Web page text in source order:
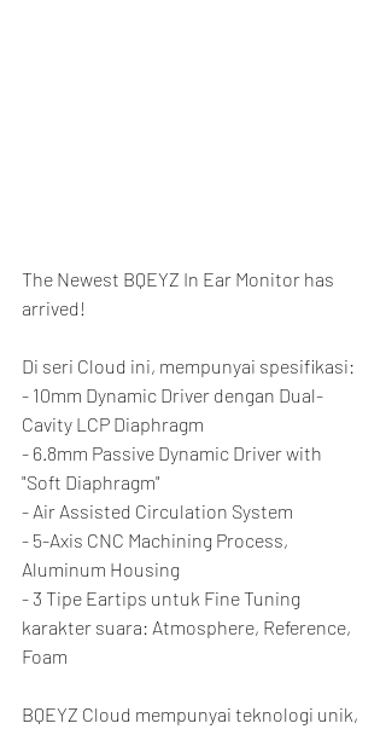
The Newest BQEYZ In Ear Monitor has
arrived!
Di seri Cloud ini, mempunyai spesifikasi:
- 10mm Dynamic Driver dengan Dual-
Cavity LCP Diaphragm
- 6.8mm Passive Dynamic Driver with
"Soft Diaphragm"
- Air Assisted Circulation System
- 5-Axis CNC Machining Process,
Aluminum Housing
- 3 Tipe Eartips untuk Fine Tuning
karakter suara: Atmosphere, Reference,
Foam
BQEYZ Cloud mempunyai teknologi unik,